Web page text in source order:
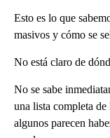
Esto es lo que
masivos y cómo se
No está claro de
No se sabe
una lista completa
algunos parecen